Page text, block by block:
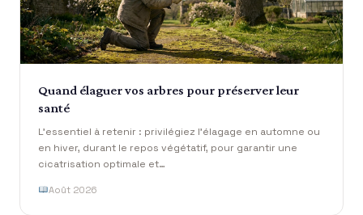
Quand élaguer vos arbres pour préserver leur
santé
L’essentiel à retenir : privilégiez l’élagage en automne ou
en hiver, durant le repos végétatif, pour garantir une
cicatrisation optimale et…
Août 2026